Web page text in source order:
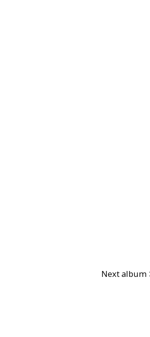
Next album